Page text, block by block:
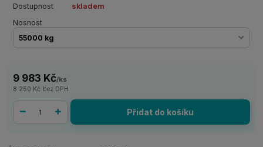
Dostupnost
skladem
Nosnost
9 983 Kč/ks
8 250 Kč bez DPH
Přidat do košíku